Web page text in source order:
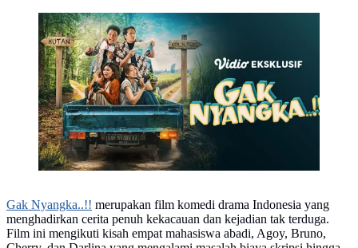
Film Gak Nyangka..!! tayang di Vidio (Dok. Vidio)
Gak Nyangka..!! merupakan film komedi drama Indonesia yang
menghadirkan cerita penuh kekacauan dan kejadian tak terduga.
Film ini mengikuti kisah empat mahasiswa abadi, Agoy, Bruno,